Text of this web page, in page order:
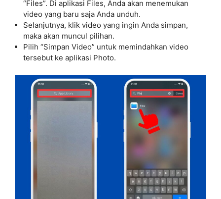
“Files”. Di aplikasi Files, Anda akan menemukan
video yang baru saja Anda unduh.
Selanjutnya, klik video yang ingin Anda simpan,
maka akan muncul pilihan.
Pilih “Simpan Video” untuk memindahkan video
tersebut ke aplikasi Photo.